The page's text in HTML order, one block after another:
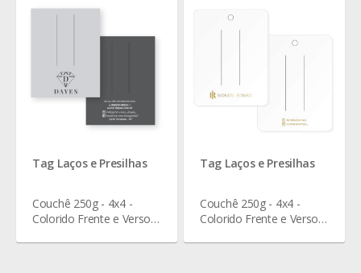
Tag Laços e Presilhas
Couchê 250g - 4x4 -
Colorido Frente e Verso -
Tag Laços e Presilhas
Couchê 250g - 4x4 -
Colorido Frente e Verso -